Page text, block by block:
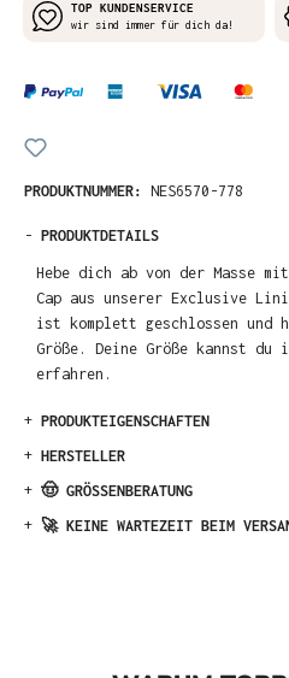
TOP KUNDENSERVICE
wir sind immer für dich da!
PRODUKTNUMMER: NES6570-778
- PRODUKTDETAILS
Hebe dich ab von der Masse
Cap aus unserer Exclusive
ist komplett geschlossen und
Größe. Deine Größe kannst du
erfahren.
+ PRODUKTEIGENSCHAFTEN
+ HERSTELLER
+ 🤠 GRÖSSENBERATUNG
+ 🚀 KEINE WARTEZEIT BEIM